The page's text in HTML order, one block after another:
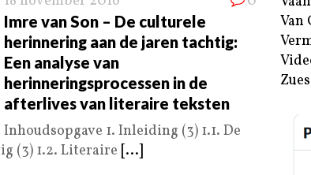
Imre van Son – De culturele
herinnering aan de jaren tachtig:
Een analyse van
herinneringsprocessen in de
afterlives van literaire teksten
Inhoudsopgave 1. Inleiding (3) 1.1. De
(3) 1.2. Literaire [...]
Van